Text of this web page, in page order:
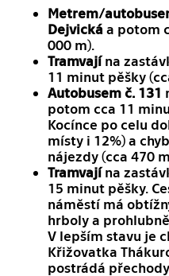
Metrem/
Dejvická a potom
000 m).
Tramvajína
11 minut pěšky
Autobusem č. 131
potom cca 11
Kocínce po celu
místy i 12%) a
nájezdy (cca 470
Tramvajína
15 minut pěšky.
náměstí má
hrboly a
V lepším stavu je
Křižovatka
postrádá